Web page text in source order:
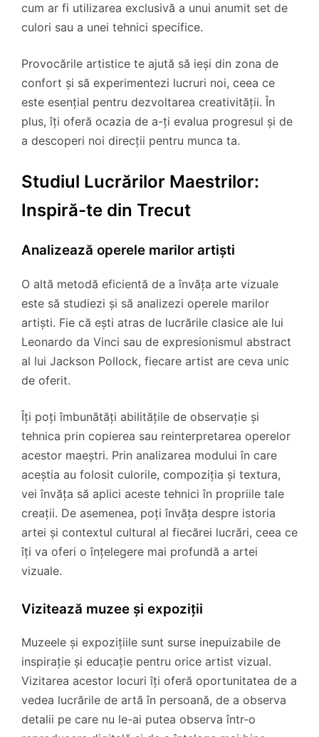
cum ar fi utilizarea exclusivă a unui anumit set de
culori sau a unei tehnici specifice.
Provocările artistice te ajută să ieși din zona de
confort și să experimentezi lucruri noi, ceea ce
este esențial pentru dezvoltarea creativității. În
plus, îți oferă ocazia de a-ți evalua progresul și de
a descoperi noi direcții pentru munca ta.
Studiul Lucrărilor Maestrilor:
Inspiră-te din Trecut
Analizează operele marilor artiști
O altă metodă eficientă de a învăța arte vizuale
este să studiezi și să analizezi operele marilor
artiști. Fie că ești atras de lucrările clasice ale lui
Leonardo da Vinci sau de expresionismul abstract
al lui Jackson Pollock, fiecare artist are ceva unic
de oferit.
Îți poți îmbunătăți abilitățile de observație și
tehnica prin copierea sau reinterpretarea operelor
acestor maeștri. Prin analizarea modului în care
aceștia au folosit culorile, compoziția și textura,
vei învăța să aplici aceste tehnici în propriile tale
creații. De asemenea, poți învăța despre istoria
artei și contextul cultural al fiecărei lucrări, ceea ce
îți va oferi o înțelegere mai profundă a artei
vizuale.
Vizitează muzee și expoziții
Muzeele și expozițiile sunt surse inepuizabile de
inspirație și educație pentru orice artist vizual.
Vizitarea acestor locuri îți oferă oportunitatea de a
vedea lucrările de artă în persoană, de a observa
detalii pe care nu le-ai putea observa într-o